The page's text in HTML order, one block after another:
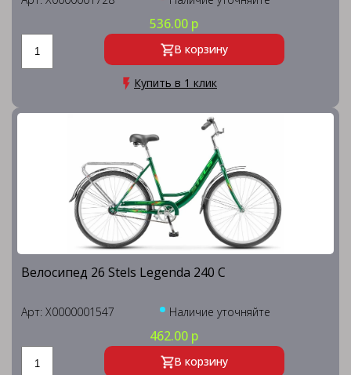
536.00 р
В корзину
Купить в 1 клик
Велосипед 26 Stels Legenda 240 C
Арт: X0000001547 Наличие уточняйте
462.00 р
В корзину